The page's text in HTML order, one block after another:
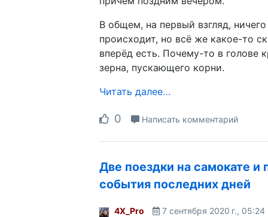
В общем, на первый взгляд,
происходит, но всё же какое-то
вперёд есть. Почему-то в голове
зерна, пускающего корни.
Читать далее…
0 Написать комментарий
Две поездки на самокате и
события последних дней
4X_Pro 7 сентября 2020 г., 05:24